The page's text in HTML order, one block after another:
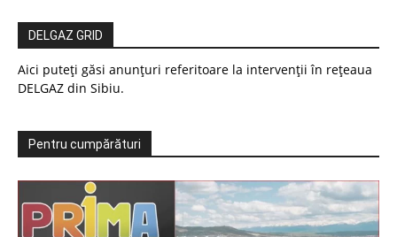
DELGAZ GRID
Aici puteți găsi anunțuri referitoare la intervenții în rețeaua
DELGAZ din Sibiu.
Pentru cumpărături